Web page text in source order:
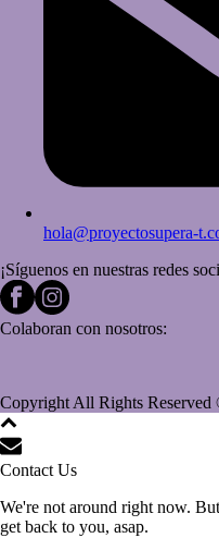
hola@proyectosupera-
¡Síguenos en nuestras redes
Colaboran con nosotros:
Copyright All Rights Reserved
Contact Us
We're not around right now.
get back to you, asap.